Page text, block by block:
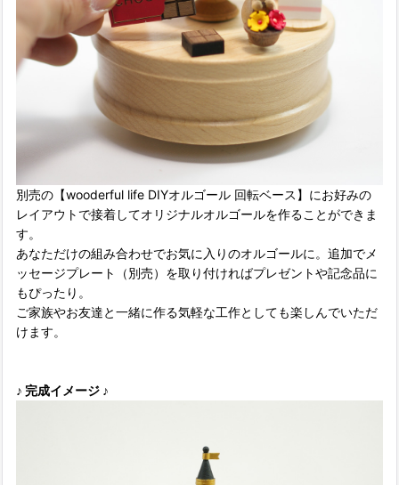
別売の【wooderful life DIYオルゴール 回転ベース】にお好みの
レイアウトで接着してオリジナルオルゴールを作ることができま
す。
あなただけの組み合わせでお気に入りのオルゴールに。追加でメ
ッセージプレート（別売）を取り付ければプレゼントや記念品に
もぴったり。
ご家族やお友達と一緒に作る気軽な工作としても楽しんでいただ
けます。
♪ 完成イメージ ♪